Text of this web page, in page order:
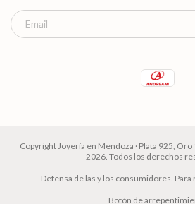
Copyright Joyería en Mendoza · Plata 925,
2026. Todos los derechos
Defensa de las y los consumidores. Para
Botón de